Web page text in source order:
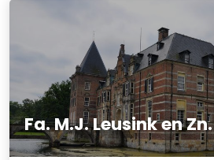
Fa. M.J. Leusink en Zn.